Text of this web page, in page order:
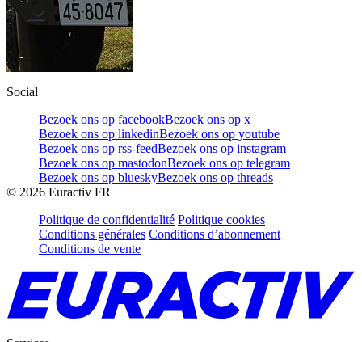
Social
Bezoek ons op facebookBezoek ons op x
Bezoek ons op linkedinBezoek ons op youtube
Bezoek ons op rss-feedBezoek ons op instagram
Bezoek ons op mastodonBezoek ons op telegram
Bezoek ons op blueskyBezoek ons op threads
© 2026 Euractiv FR
Politique de confidentialité Politique cookies
Conditions générales Conditions d’abonnement
Conditions de vente